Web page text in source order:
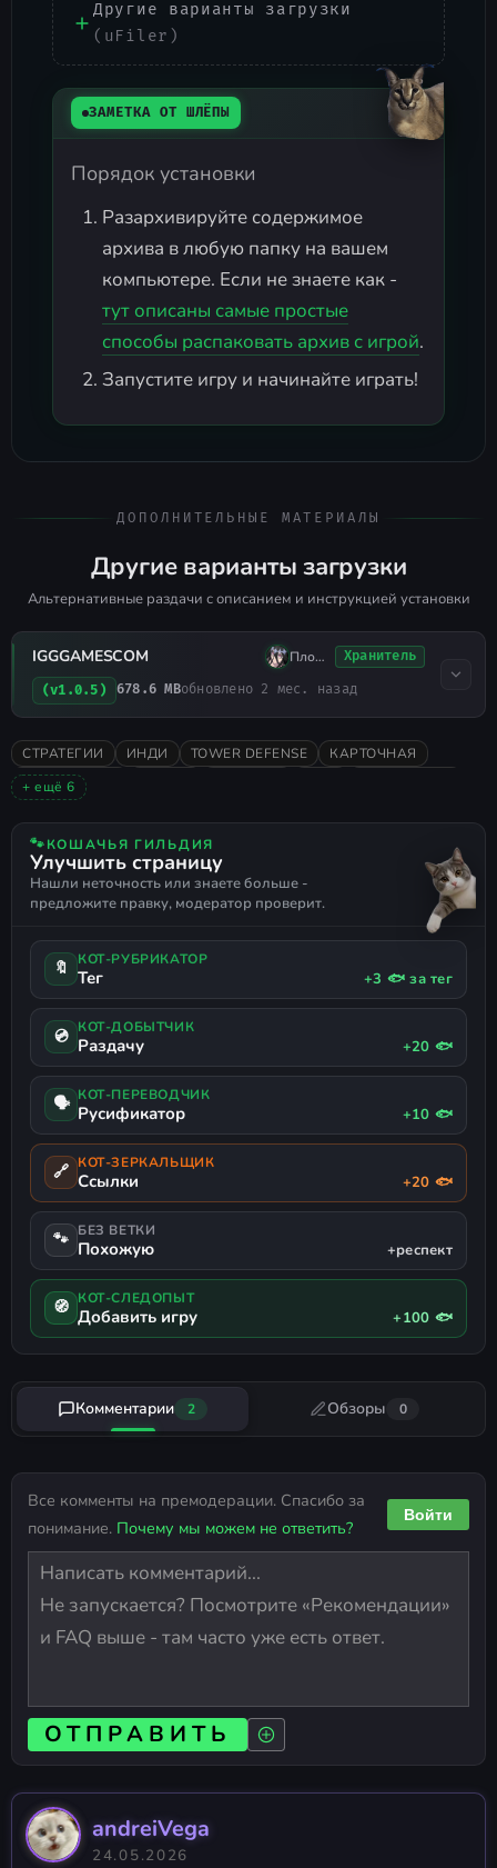
Другие варианты загрузки
(uFiler)
ЗАМЕТКА ОТ ШЛЁПЫ
Порядок установки
Разархивируйте содержимое
архива в любую папку на вашем
компьютере. Если не знаете как -
тут описаны самые простые
способы распаковать архив с игрой.
Запустите игру и начинайте играть!
ДОПОЛНИТЕЛЬНЫЕ МАТЕРИАЛЫ
Другие варианты загрузки
Альтернативные раздачи с описанием и инструкцией установки
IGGGAMESCOM Плохо СпалХранитель
(v1.0.5) 678.6 MBобновлено 2 мес. назад
СТРАТЕГИИ ИНДИ TOWER DEFENSE
КАРТОЧНАЯ
ПОШАГОВАЯ
ПОСТРОЕНИЕ КОЛОДЫ
+ ещё 6
🐾КОШАЧЬЯ ГИЛЬДИЯ
Улучшить страницу
Нашли неточность или знаете больше -
предложите правку, модератор проверит.
🔖 КОТ-РУБРИКАТОР
Тег +3 🐟 за тег
💿 КОТ-ДОБЫТЧИК
Раздачу +20 🐟
🗣 КОТ-ПЕРЕВОДЧИК
Русификатор +10 🐟
🔗 КОТ-ЗЕРКАЛЬЩИК
Ссылки +20 🐟
🐾 БЕЗ ВЕТКИ
Похожую +респект
🧭 КОТ-СЛЕДОПЫТ
Добавить игру +100 🐟
Комментарии 2 Обзоры 0
Все комменты на премодерации. Спасибо за
понимание. Почему мы можем не ответить?
Войти
ОТПРАВИТЬ
andreiVega
24.05.2026